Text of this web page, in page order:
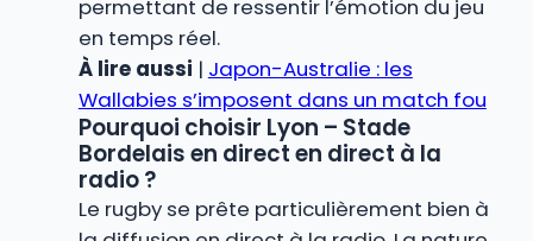
permettant de ressentir l’émotion du jeu
en temps réel.
À lire aussi | Japon-Australie : les
Wallabies s’imposent dans un match fou
Pourquoi choisir Lyon – Stade
Bordelais en direct en direct à la
radio ?
Le rugby se prête particulièrement bien à